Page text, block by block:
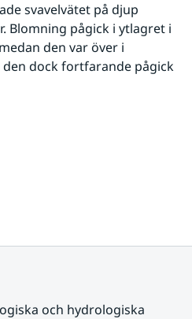
svavelvätet på djup
Blomning pågick i ytlagret i
den var över i
dock fortfarande pågick
och hydrologiska